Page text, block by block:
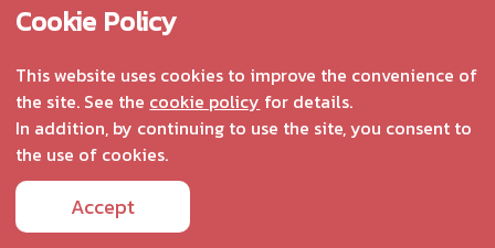
Top 5 Articles
1
รวม 10 ที่เที่ยวใน ‘จังหวัดคุมาโมโตะ’
ที่ต้องไปโดนให้ได้สักครั้ง!
2
Cookie Policy
This website uses cookies to improve the convenience of
the site. See the cookie policy for details.
In addition, by continuing to use the site, you consent to
the use of cookies.
Accept